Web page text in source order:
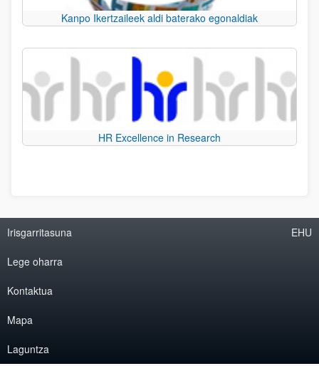
Kanpo Ikertzaileek aldi baterako egonaldiak
HR Excellence in Research
Irisgarritasuna
Lege oharra
Kontaktua
Mapa
Laguntza
EHU